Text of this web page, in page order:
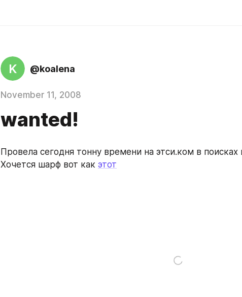
K @koalena
November 11, 2008
wanted!
Провела сегодня тонну времени на этси.ком в поисках
Хочется шарф вот как этот